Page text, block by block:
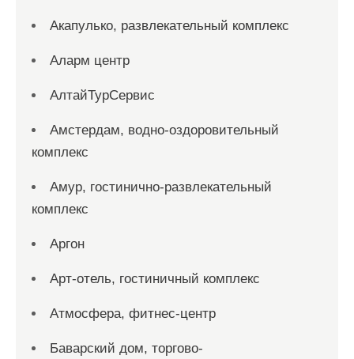
Акапулько, развлекательный комплекс
Аларм центр
АлтайТурСервис
Амстердам, водно-оздоровительный
комплекс
Амур, гостинично-развлекательный
комплекс
Аргон
Арт-отель, гостиничный комплекс
Атмосфера, фитнес-центр
Баварский дом, торгово-